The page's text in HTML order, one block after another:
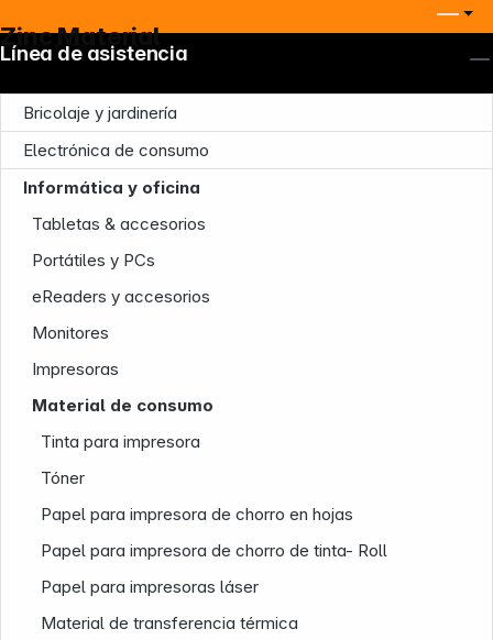
Zinc Material
Bricolaje y jardinería
Electrónica de consumo
Informática y oficina
Tabletas & accesorios
Portátiles y PCs
eReaders y accesorios
Monitores
Impresoras
Material de consumo
Tinta para impresora
Tóner
Papel para impresora de chorro en hojas
Papel para impresora de chorro de tinta- Roll
Papel para impresoras láser
Material de transferencia térmica
Línea de asistencia
Nuestra empresa
Infoterminal